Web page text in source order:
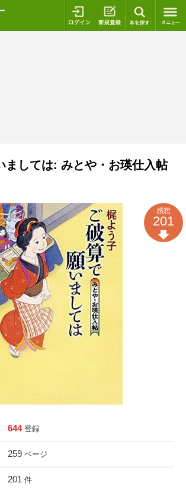
ログイン 新規登録
ましては: みとや・お瑛仕入帖
644 登録
259 ページ
201 件
感想
201